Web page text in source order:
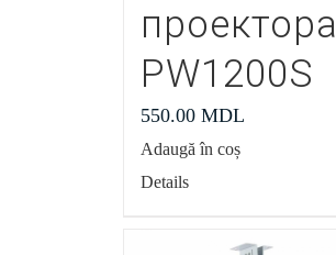
проектора
PW1200S
550.00 MDL
Adaugă în coș
Details